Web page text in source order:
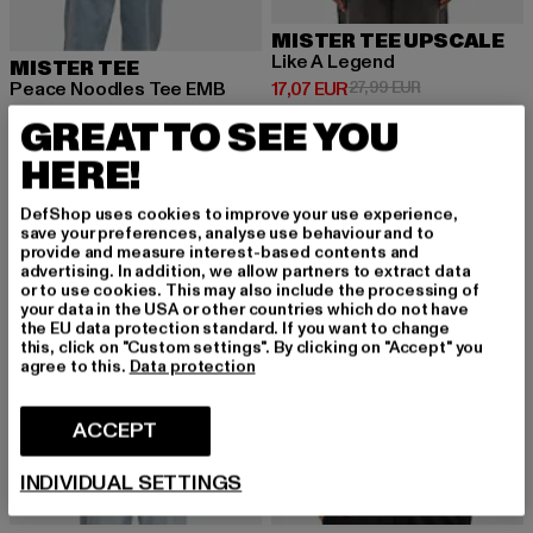
MISTER TEE
Peace Noodles Tee EMB
19,99 EUR
Ajankohtainen hinta: 19,99 EUR
MISTER TEE UPSCALE
Like A Legend
17,07 EUR
Ajankohtainen hinta: 17,07 EUR
27,99 EURKampanjahinta:
-20% UUSI -57%
GREAT TO SEE YOU
HERE!
DefShop uses cookies to improve your use experience,
save your preferences, analyse use behaviour and to
provide and measure interest-based contents and
advertising. In addition, we allow partners to extract data
or to use cookies. This may also include the processing of
your data in the USA or other countries which do not have
the EU data protection standard. If you want to change
this, click on "Custom settings". By clicking on "Accept" you
agree to this. Data protection
ACCEPT
INDIVIDUAL SETTINGS